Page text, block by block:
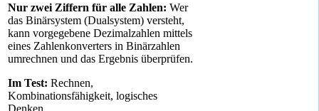
Nur zwei Ziffern für alle Zahlen: Wer
das Binärsystem (Dualsystem) versteht,
kann vorgegebene Dezimalzahlen mittels
eines Zahlenkonverters in Binärzahlen
umrechnen und das Ergebnis überprüfen.
Im Test: Rechnen,
Kombinationsfähigkeit, logisches
Denken